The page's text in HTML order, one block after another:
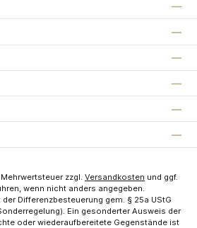
zzgl. Versandkosten und ggf.
wenn nicht anders angegeben.
Differenzbesteuerung gem. § 25a UStG
Ein gesonderter Ausweis der
oder wiederaufbereitete Gegenstände ist